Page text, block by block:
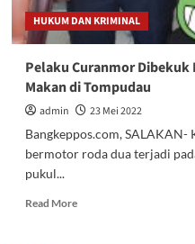
HUKUM DAN KRIMINAL
Pelaku Curanmor Dibekuk
Makan di Tompudau
admin
23 Mei 2022
Bangkeppos.com, SALAKAN-
bermotor roda dua terjadi
pukul...
Read MoreRead